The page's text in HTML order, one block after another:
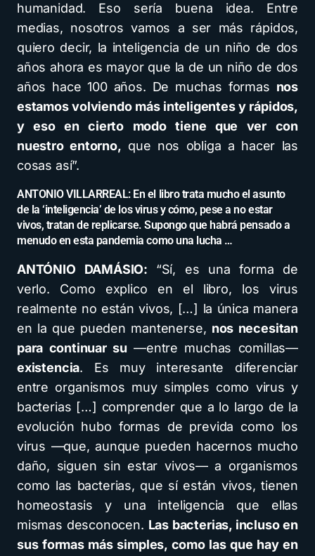
humanidad. Eso sería buena idea. Entre
medias, nosotros vamos a ser más rápidos,
quiero decir, la inteligencia de un niño de dos
años ahora es mayor que la de un niño de dos
años hace 100 años. De muchas formas nos
estamos volviendo más inteligentes y rápidos,
y eso en cierto modo tiene que ver con
nuestro entorno, que nos obliga a hacer las
cosas así”.
ANTONIO VILLARREAL: En el libro trata mucho el asunto
de la ‘inteligencia’ de los virus y cómo, pese a no estar
vivos, tratan de replicarse. Supongo que habrá pensado a
menudo en esta pandemia como una lucha …
ANTÓNIO DAMÁSIO: “Sí, es una forma de
verlo. Como explico en el libro, los virus
realmente no están vivos, […] la única manera
en la que pueden mantenerse, nos necesitan
para continuar su —entre muchas comillas—
existencia. Es muy interesante diferenciar
entre organismos muy simples como virus y
bacterias […] comprender que a lo largo de la
evolución hubo formas de previda como los
virus —que, aunque pueden hacernos mucho
daño, siguen sin estar vivos— a organismos
como las bacterias, que sí están vivos, tienen
homeostasis y una inteligencia que ellas
mismas desconocen. Las bacterias, incluso en
sus formas más simples, como las que hay en